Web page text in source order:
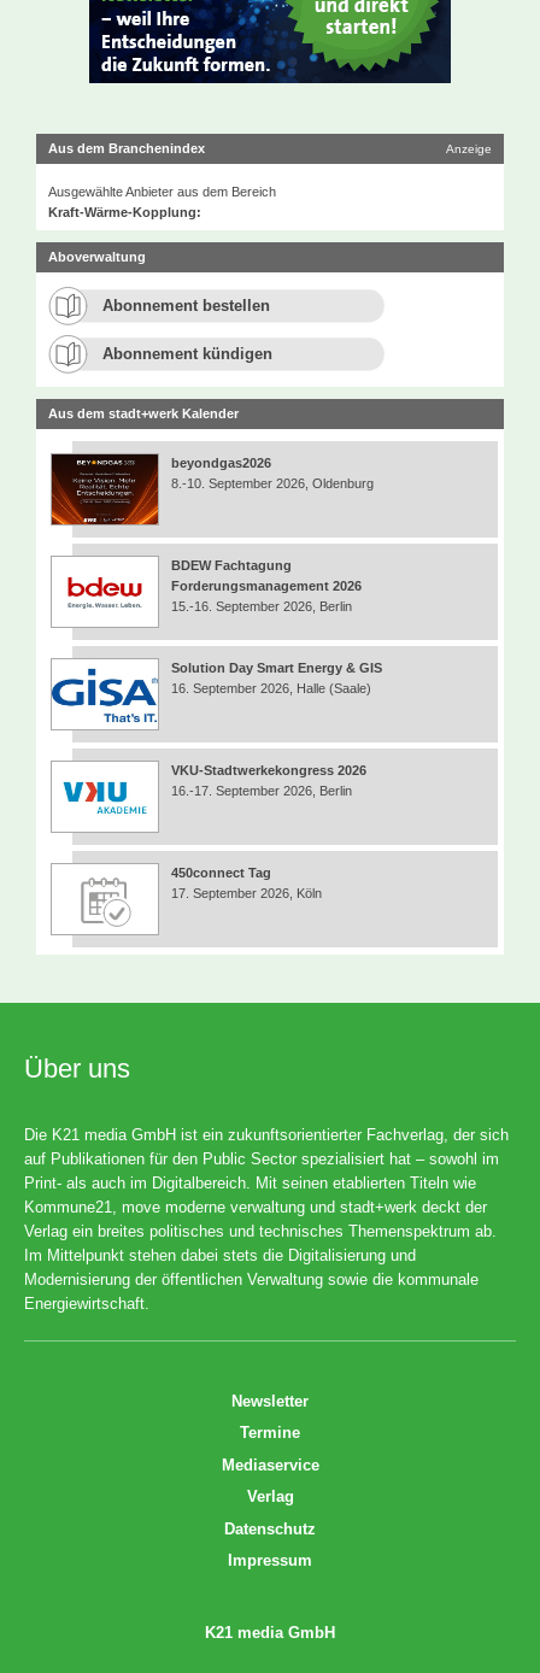
Aus dem Branchenindex Anzeige
Ausgewählte Anbieter aus dem Bereich
Kraft-Wärme-Kopplung:
Aboverwaltung
Abonnement bestellen
Abonnement kündigen
Aus dem stadt+werk Kalender
beyondgas2026
8.-10. September 2026, Oldenburg
BDEW Fachtagung
Forderungsmanagement 2026
15.-16. September 2026, Berlin
Solution Day Smart Energy & GIS
16. September 2026, Halle (Saale)
VKU-Stadtwerkekongress 2026
16.-17. September 2026, Berlin
450connect Tag
17. September 2026, Köln
Über uns
Die K21 media GmbH ist ein zukunftsorientierter Fachverlag, der sich
auf Publikationen für den Public Sector spezialisiert hat – sowohl im
Print- als auch im Digitalbereich. Mit seinen etablierten Titeln wie
Kommune21, move moderne verwaltung und stadt+werk deckt der
Verlag ein breites politisches und technisches Themenspektrum ab.
Im Mittelpunkt stehen dabei stets die Digitalisierung und
Modernisierung der öffentlichen Verwaltung sowie die kommunale
Energiewirtschaft.
Newsletter
Termine
Mediaservice
Verlag
Datenschutz
Impressum
K21 media GmbH